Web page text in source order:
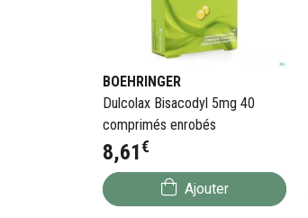
BOEHRINGER
Dulcolax Bisacodyl 5mg 40
comprimés enrobés
8,61€
Ajouter